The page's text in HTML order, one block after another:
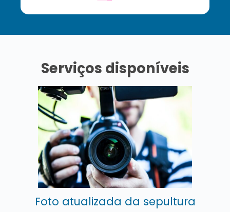
Serviços disponíveis
Foto atualizada da sepultura